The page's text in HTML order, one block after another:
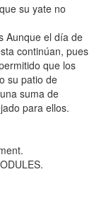
su yate no
Aunque el día de
continúan, pues
que los
su patio de
suma de
para ellos.